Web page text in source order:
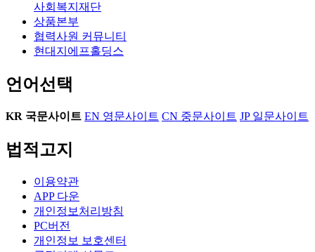
사회복지재단
상품본부
협력사원 커뮤니티
현대지에프홀딩스
언어선택
KR 국문사이트 EN 영문사이트 CN 중문사이트 JP일문사이트
법적고지
이용약관
APP 다운
개인정보처리방침
PC버전
개인정보 보호센터